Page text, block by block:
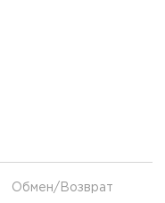
Обмен/Возврат